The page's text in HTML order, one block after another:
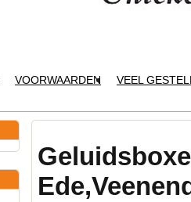
VOORWAARDEN VEEL